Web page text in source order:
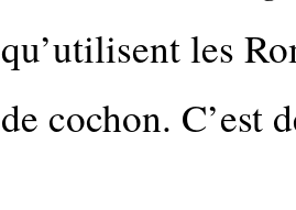
qu’utilisent les
de cochon. C’est